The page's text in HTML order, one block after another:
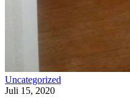
Uncategorized
Juli 15, 2020